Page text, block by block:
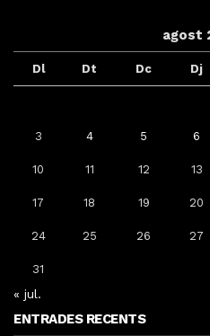
agost
Dl Dt Dc Dj
3 4 5 6
10 11 12 13
17 18 19 20
24 25 26 27
31
« jul.
ENTRADES RECENTS